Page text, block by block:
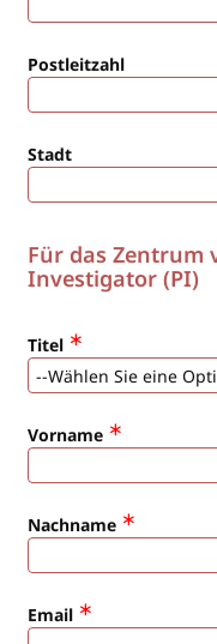
Postleitzahl
Stadt
Für das Zentrum
Investigator (PI)
Titel
Vorname
Nachname
Email